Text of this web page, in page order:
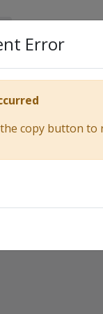
Véhicules
720 acier,
Error
the copy button